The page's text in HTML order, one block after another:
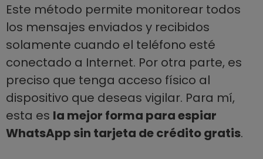
Este método permite monitorear todos
los mensajes enviados y recibidos
solamente cuando el teléfono esté
conectado a Internet. Por otra parte, es
preciso que tenga acceso físico al
dispositivo que deseas vigilar. Para mí,
esta es la mejor forma para espiar
WhatsApp sin tarjeta de crédito gratis.